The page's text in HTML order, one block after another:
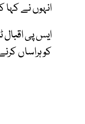
انہوں نے
ایس پی اقبال
کو ہراساں